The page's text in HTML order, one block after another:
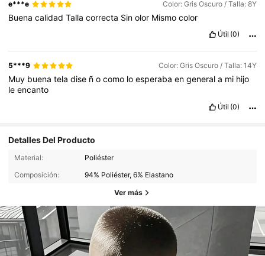
e***e Color: Gris Oscuro / Talla: 8Y
BuenacalidadTallacorrecta Sinolor Mismocolor
Útil (0)
5***9 Color: Gris Oscuro / Talla: 14Y
Muy buenateladise ñocomo loesperabaengenerala mi hijo
leencanto
Útil (0)
Detalles Del Producto
Material:
Poliéster
Composición:
94% Poliéster, 6% Elastano
Ver más